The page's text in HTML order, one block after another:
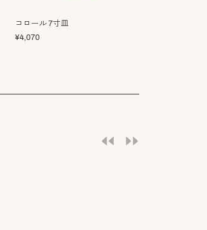
コロール 7寸皿
¥4,070